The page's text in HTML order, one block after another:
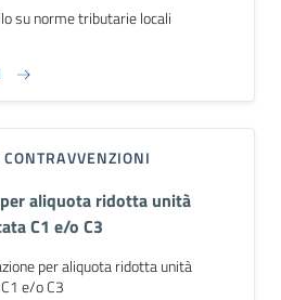
su norme tributarie locali
aliquota ridotta unità
C1 e/o C3
per aliquota ridotta unità
e/o C3